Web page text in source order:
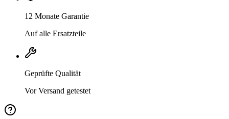
12 Monate Garantie
Auf alle Ersatzteile
Geprüfte Qualität
Vor Versand getestet